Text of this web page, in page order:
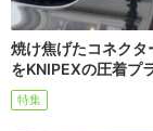
焼け焦げたコネク
をKNIPEXの圧着プ
特集